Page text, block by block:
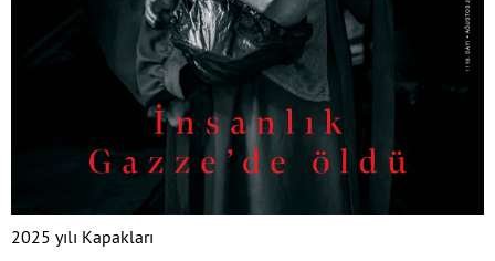
2025 yılı Kapakları